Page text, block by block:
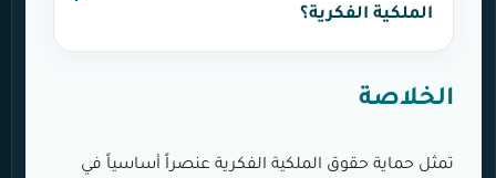
الملكية الفكرية؟
الخلاصة
تمثل حماية حقوق الملكية الفكرية عنصراً أساسياً في